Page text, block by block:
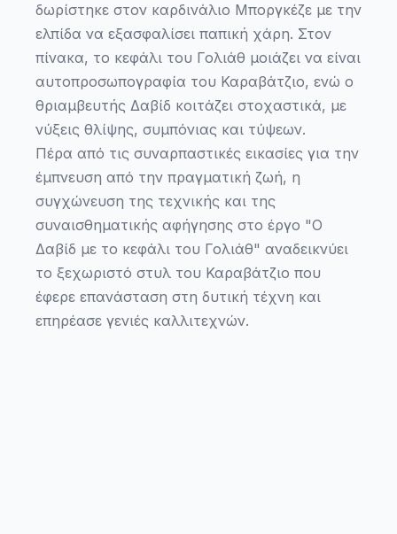
δωρίστηκε στον καρδινάλιο Μποργκέζε με την
ελπίδα να εξασφαλίσει παπική χάρη. Στον
πίνακα, το κεφάλι του Γολιάθ μοιάζει να είναι
αυτοπροσωπογραφία του Καραβάτζιο, ενώ ο
θριαμβευτής Δαβίδ κοιτάζει στοχαστικά, με
νύξεις θλίψης, συμπόνιας και τύψεων.
Πέρα από τις συναρπαστικές εικασίες για την
έμπνευση από την πραγματική ζωή, η
συγχώνευση της τεχνικής και της
συναισθηματικής αφήγησης στο έργο "Ο
Δαβίδ με το κεφάλι του Γολιάθ" αναδεικνύει
το ξεχωριστό στυλ του Καραβάτζιο που
έφερε επανάσταση στη δυτική τέχνη και
επηρέασε γενιές καλλιτεχνών.